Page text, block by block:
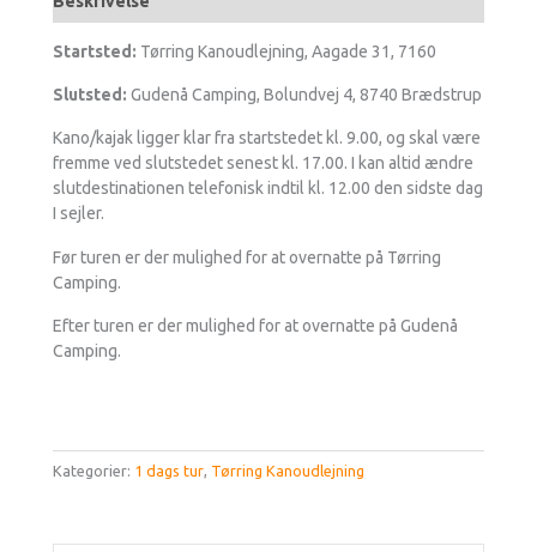
Startsted: Tørring Kanoudlejning, Aagade 31, 7160
Slutsted: Gudenå Camping, Bolundvej 4, 8740 Brædstrup
Kano/kajak ligger klar fra startstedet kl. 9.00, og skal være
fremme ved slutstedet senest kl. 17.00. I kan altid ændre
slutdestinationen telefonisk indtil kl. 12.00 den sidste dag
I sejler.
Før turen er der mulighed for at overnatte på Tørring
Camping.
Efter turen er der mulighed for at overnatte på Gudenå
Camping.
Kategorier: 1 dags tur, Tørring Kanoudlejning